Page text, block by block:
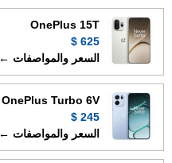
OnePlus 15T
625 $
السعر والمواصفات ←
OnePlus Turbo 6V
245 $
السعر والمواصفات ←